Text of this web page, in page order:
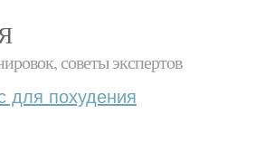
советы экспертов
для похудения